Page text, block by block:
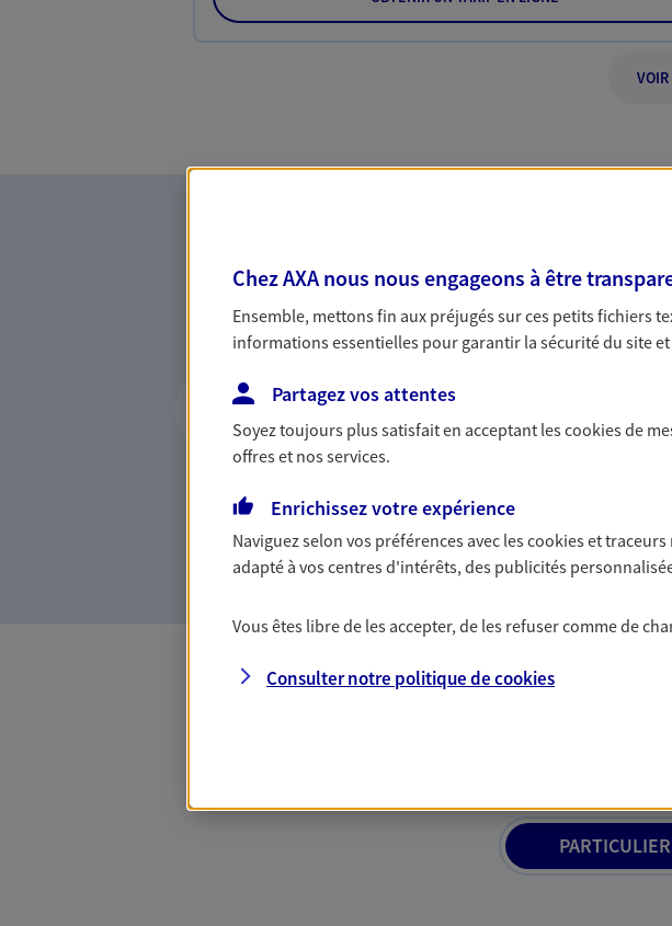
Vous accompagner dans la durée et
confiance
Vous accompagner dans vos projets de vie tout au
la confiance et la proximité. C'est en apprenant à vous
connaître que nous proposons de meilleures
Toutes nos
Chez AXA nous nous engageons à être
Ensemble, mettons fin aux préjugés sur ces petits fichiers
informations essentielles pour garantir la sécurité du site
Partagez vos attentes
Soyez toujours plus satisfait en acceptant lescookiesde
offres et nos services.
Enrichissez votre expérience
Naviguez selon vos préférences avec lescookies et traceurs
adapté à vos centres d'intérêts, des publicités
Vous êtes libre de les accepter, de les refuser comme de
Consulter notre politique decookies